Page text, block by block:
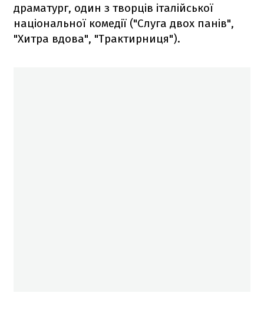
драматург, один з творців італійської
національної комедії ("Слуга двох панів",
"Хитра вдова", "Трактирниця").